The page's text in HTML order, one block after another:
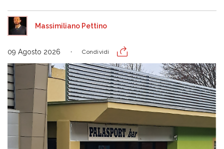
Massimiliano Pettino
09 Agosto 2026 Condividi